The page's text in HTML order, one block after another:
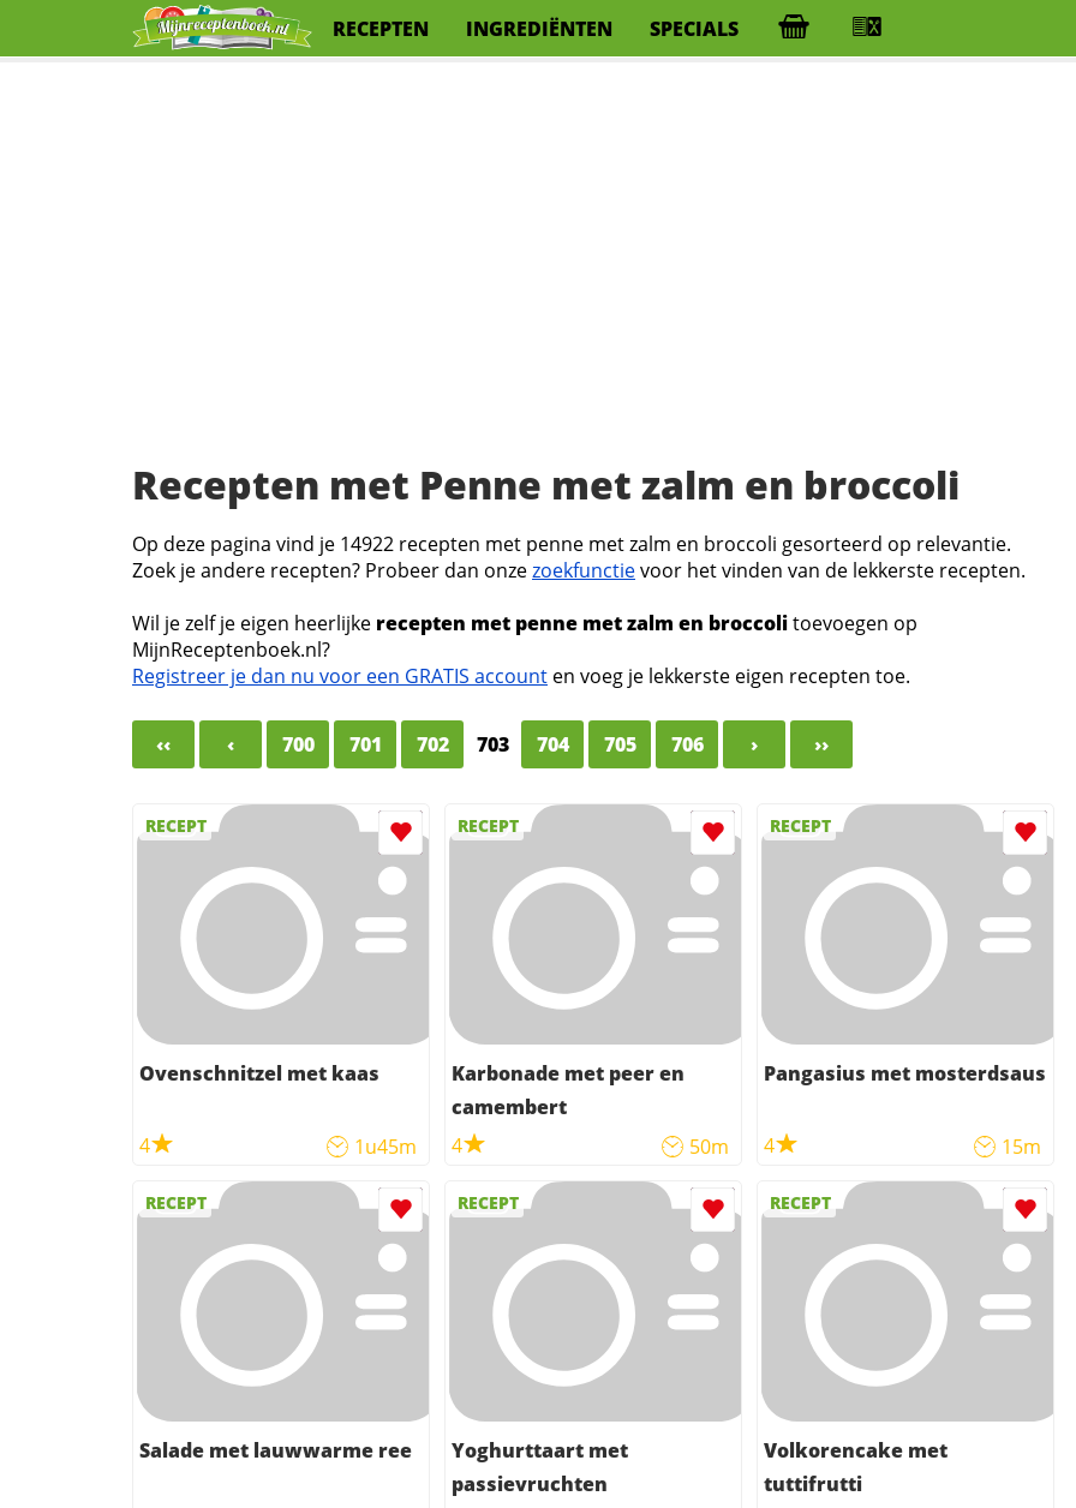
RECEPTEN INGREDIËNTEN SPECIALS
Recepten met Penne met zalm en broccoli
Op deze pagina vind je 14922 recepten met penne met zalm en broccoli gesorteerd op relevantie.
Zoek je andere recepten? Probeer dan onzezoekfunctievoor het vinden van de lekkerste recepten.
Wil je zelf je eigen heerlijke recepten met penne met zalm en broccolitoevoegen op
MijnReceptenboek.nl?
Registreer je dan nu voor een GRATIS account en voeg je lekkerste eigen recepten toe.
‹‹ ‹ 700 701 702 703 704 705 706 › ››
RECEPT
Ovenschnitzel met kaas
4 1u45m
RECEPT
Karbonade met peer en
camembert
4
50m
RECEPT
Pangasius met mosterdsaus
4 15m
RECEPT
Salade met lauwwarme ree
RECEPT
Yoghurttaart met
passievruchten
RECEPT
Volkorencake met
tuttifrutti